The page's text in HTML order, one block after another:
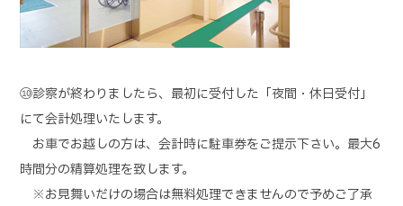
⑩診察が終わりましたら、最初に受付した「夜間・休日受付」
にて会計処理いたします。
お車でお越しの方は、会計時に駐車券をご提示下さい。最大6
時間分の精算処理を致します。
※お見舞いだけの場合は無料処理できませんので予めご了承